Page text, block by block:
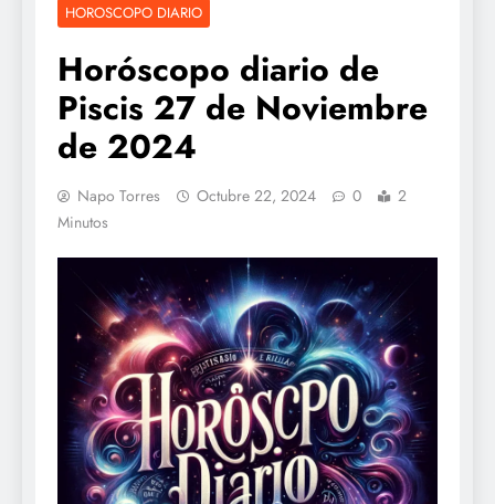
HOROSCOPO DIARIO
Horóscopo diario de
Piscis 27 de Noviembre
de 2024
Napo Torres Octubre 22, 2024 0
2
Minutos